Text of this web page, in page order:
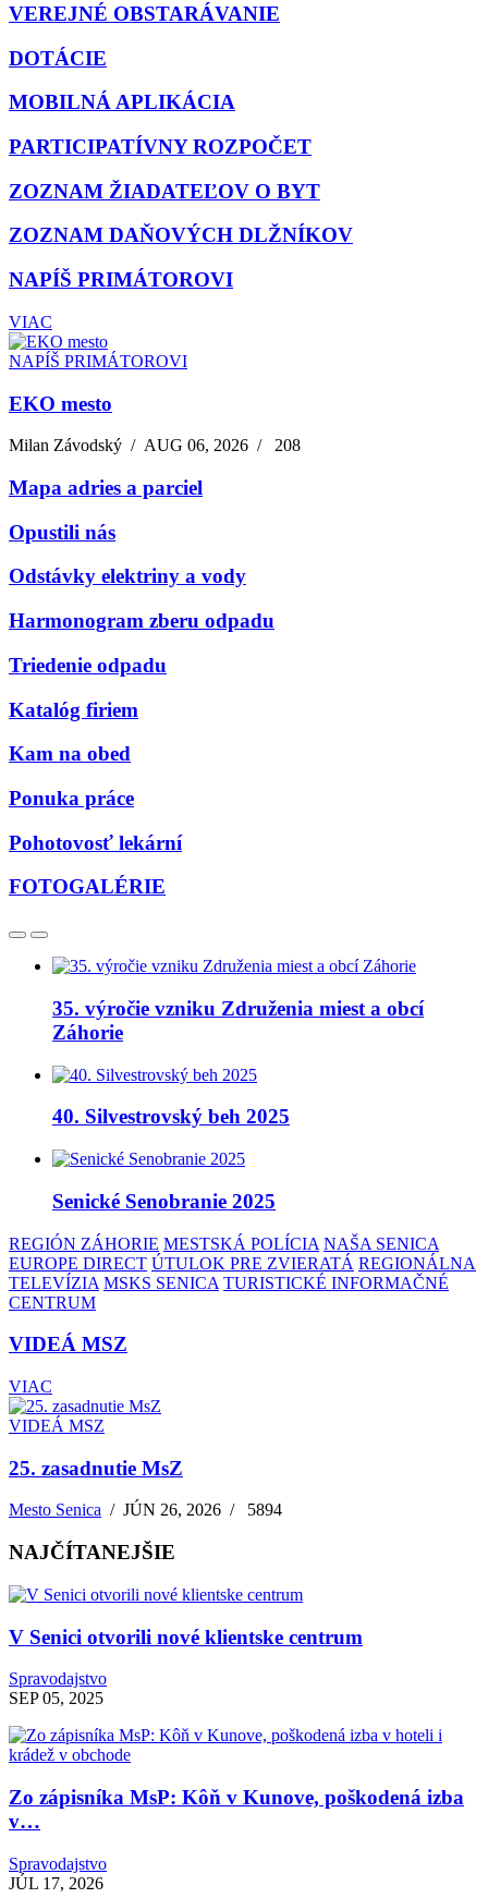
VEREJNÉ OBSTARÁVANIE
DOTÁCIE
MOBILNÁ APLIKÁCIA
PARTICIPATÍVNY ROZPOČET
ZOZNAM ŽIADATEĽOV O BYT
ZOZNAM DAŇOVÝCH DLŽNÍKOV
NAPÍŠ PRIMÁTOROVI
VIAC
NAPÍŠ PRIMÁTOROVI
EKO mesto
Milan Závodský /AUG 06, 2026 / 208
Mapa adries a parciel
Opustili nás
Odstávky elektriny a vody
Harmonogram zberu odpadu
Triedenie odpadu
Katalóg firiem
Kam na obed
Ponuka práce
Pohotovosť lekární
FOTOGALÉRIE
35. výročie vzniku Združenia miest a obcí
Záhorie
40. Silvestrovský beh 2025
Senické Senobranie 2025
REGIÓN ZÁHORIE MESTSKÁ POLÍCIA NAŠA SENICA
EUROPE DIRECT ÚTULOK PRE ZVIERATÁ REGIONÁLNA
TELEVÍZIA MSKS SENICA TURISTICKÉ INFORMAČNÉ
CENTRUM
VIDEÁ MSZ
VIAC
VIDEÁ MSZ
25. zasadnutie MsZ
Mesto Senica /JÚN 26, 2026 / 5894
NAJČÍTANEJŠIE
V Senici otvorili nové klientske centrum
Spravodajstvo
SEP 05, 2025
Zo zápisníka MsP: Kôň v Kunove, poškodená izba
v…
Spravodajstvo
JÚL 17, 2026